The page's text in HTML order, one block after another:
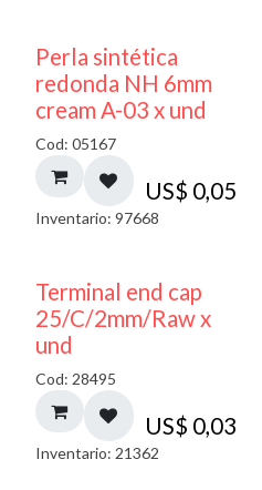
Perla sintética
redonda NH 6mm
cream A-03 x und
Cod: 05167
US$ 0,05
Inventario: 97668
Terminal end cap
25/C/2mm/Raw x
und
Cod: 28495
US$ 0,03
Inventario: 21362